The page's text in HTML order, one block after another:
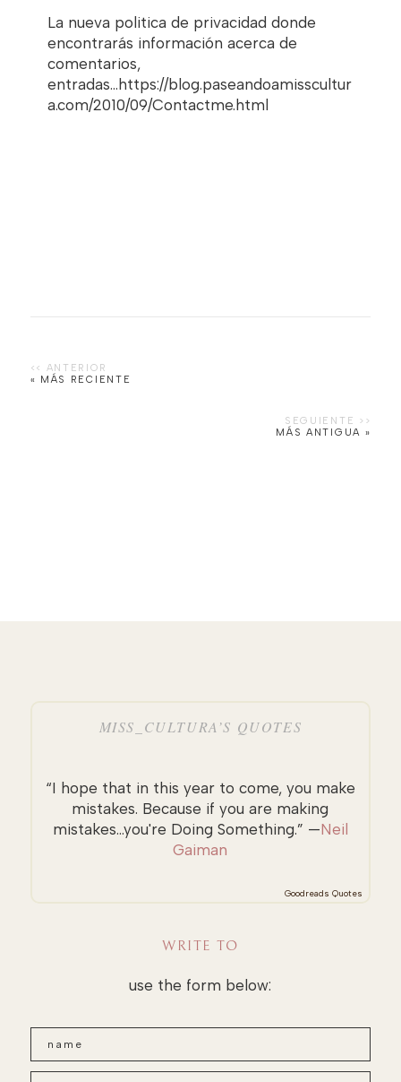
La nueva politica de privacidad donde
encontrarás información acerca de
comentarios,
entradas...https://blog.paseandoamisscultur
a.com/2010/09/Contactme.html
« MÁS RECIENTE
MÁS ANTIGUA »
MISS_CULTURA’S QUOTES
“I hope that in this year to come, you make
mistakes. Because if you are making
mistakes...you're Doing Something.” —Neil
Gaiman
Goodreads Quotes
WRITE TO
use the form below: